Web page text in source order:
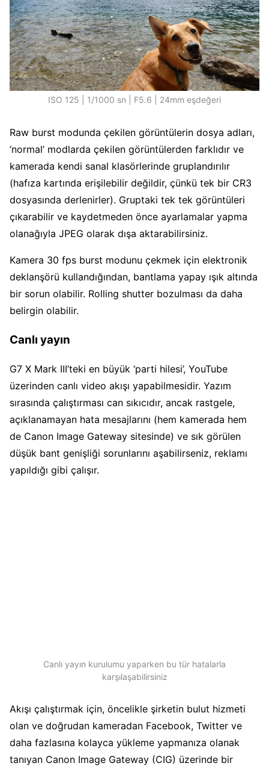
ISO 125 | 1/1000 sn | F5.6 | 24mm eşdeğeri
Raw burst modunda çekilen görüntülerin dosya adları,
‘normal’ modlarda çekilen görüntülerden farklıdır ve
kamerada kendi sanal klasörlerinde gruplandırılır
(hafıza kartında erişilebilir değildir, çünkü tek bir CR3
dosyasında derlenirler). Gruptaki tek tek görüntüleri
çıkarabilir ve kaydetmeden önce ayarlamalar yapma
olanağıyla JPEG olarak dışa aktarabilirsiniz.
Kamera 30 fps burst modunu çekmek için elektronik
deklanşörü kullandığından, bantlama yapay ışık altında
bir sorun olabilir. Rolling shutter bozulması da daha
belirgin olabilir.
Canlı yayın
G7 X Mark III’teki en büyük ‘parti hilesi’, YouTube
üzerinden canlı video akışı yapabilmesidir. Yazım
sırasında çalıştırması can sıkıcıdır, ancak rastgele,
açıklanamayan hata mesajlarını (hem kamerada hem
de Canon Image Gateway sitesinde) ve sık görülen
düşük bant genişliği sorunlarını aşabilirseniz, reklamı
yapıldığı gibi çalışır.
Canlı yayın kurulumu yaparken bu tür hatalarla
karşılaşabilirsiniz
Akışı çalıştırmak için, öncelikle şirketin bulut hizmeti
olan ve doğrudan kameradan Facebook, Twitter ve
daha fazlasına kolayca yükleme yapmanıza olanak
tanıyan Canon Image Gateway (CIG) üzerinde bir